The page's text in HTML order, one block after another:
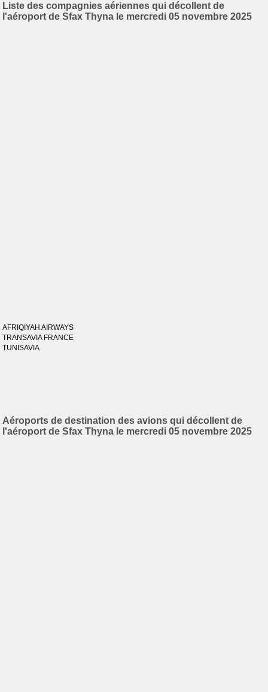
Liste des compagnies aériennes qui décollent de
l'aéroport de Sfax Thyna le mercredi 05 novembre 2025
AFRIQIYAH AIRWAYS
TRANSAVIA FRANCE
TUNISAVIA
Aéroports de destination des avions qui décollent de
l'aéroport de Sfax Thyna le mercredi 05 novembre 2025